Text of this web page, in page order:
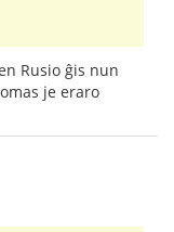
Rusio ĝis nun
je eraro